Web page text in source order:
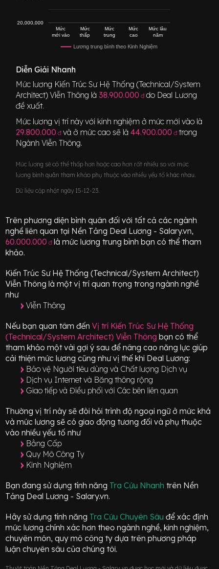
Lương trung bình theo Kinh Nghiệm
Mức
mới vào
Mức
thấp
Mức
trung
Mức
cao
Mức lâu
năm
20,000,000
Diễn Giải Nhanh
Mức lương Kiến Trúc Sư Hệ Thống (Technical/System
Architect) Viễn Thông là38.900.000 đdo Deal Lương
đề xuất.
Mức lương vị trí này với kinh nghiệm ở mức mới vào là
29.800.000 đ và ở mức cao sẽ là44.900.000 đ trong
NgànhViễn Thông.
Mức lương sẽ có thể thấp hơn hoặc cao hơn rất nhiều so với mức
lương bình quân tham khảo phụ thuộc vào nhiều yếu tố khác nhau.
Dữ liệu cập nhật ngày 15-12-23.
Trên phương diện bình quân đối với tất cả các ngành
nghề liên quan tại Nền Tảng Deal Lương - Salary.vn,
60.000.000 đlà mức lương trung bình bạn có thể tham
khảo.
Kiến Trúc Sư Hệ Thống (Technical/System Architect)
Viễn Thông là một vị tríquan trọng trong ngành nghề
như
Viễn Thông
Nếu bạn quan tâm đến Vị trí Kiến Trúc Sư Hệ Thống
(Technical/System Architect) Viễn Thông bạn có thể
tham khảo một vài gợi ý sau để nâng cao năng lực giúp
cải thiện mức lương cũng như vị thế khi Deal Lương:
Bảo vệ Người tiêu dùng và Chất lượng Dịch vụ
Dịch vụ Internet và Băng thông rộng
Giao tiếp và Điều phối với Các bên liên quan
Thường vị trí này sẽ đòi hỏi trình độ ngoại ngữ ở mứckhá
và mức lương sẽ có giao động tương đối và phụ thuộc
vào nhiều yếu tố như
Bằng Cấp
Quy Mô Công Ty
Kinh Nghiệm
Bạn đang sử dụng tính năng Tra Cứu Nhanh trên Nền
Tảng Deal Lương - Salary.vn.
Hãy sử dụng tính năng Tra Cứu Chuyên Sâuđể xác định
mức lương chính xác hơn theo ngành nghề, kinh nghiệm,
chuyên môn, quy mô công ty dựa trên phương pháp
luận chuyên sâu của chúng tôi.